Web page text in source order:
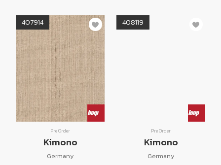
407914
Pre Order
Kimono
Germany
408119
Pre Order
Kimono
Germany